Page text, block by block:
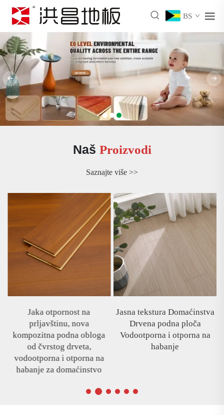
BS
Naš Proizvodi
Saznajte više >>
Jaka otpornost na
prljavštinu, nova
kompozitna podna obloga
od čvrstog drveta,
vodootporna i otporna na
habanje za domaćinstvo
Jasna tekstura Domaćinstva
Drvena podna ploča
Vodootporna i otporna na
habanje